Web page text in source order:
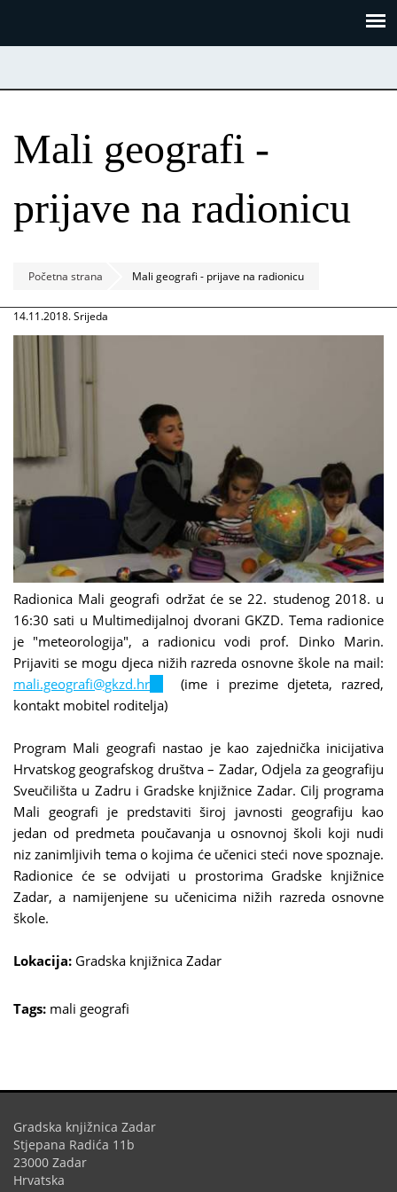
Mali geografi -
prijave na radionicu
Početna strana Mali geografi - prijave na radionicu
14.11.2018. Srijeda
Radionica Mali geografi održat će se 22. studenog 2018. u
16:30 sati u Multimedijalnoj dvorani GKZD. Tema radionice
je "meteorologija", a radionicu vodi prof. Dinko Marin.
Prijaviti se mogu djeca nižih razreda osnovne škole na mail:
mali.geografi@gkzd.hr
sends
mail)
(ime i prezime djeteta, razred,
kontakt mobitel roditelja)
Program Mali geografi nastao je kao zajednička inicijativa
Hrvatskog geografskog društva – Zadar, Odjela za geografiju
Sveučilišta u Zadru i Gradske knjižnice Zadar. Cilj programa
Mali geografi je predstaviti široj javnosti geografiju kao
jedan od predmeta poučavanja u osnovnoj školi koji nudi
niz zanimljivih tema o kojima će učenici steći nove spoznaje.
Radionice će se odvijati u prostorima Gradske knjižnice
Zadar, a namijenjene su učenicima nižih razreda osnovne
škole.
Lokacija: Gradska knjižnica Zadar
Tags: mali geografi
Gradska knjižnica Zadar
Stjepana Radića 11b
23000 Zadar
Hrvatska